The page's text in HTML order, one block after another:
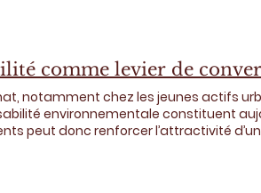
désormais des taux de vacance
Les familles sont les plus touchées,
comme levier de
notamment chez les jeunes actifs
environnementale constituent
peut donc renforcer l’attractivité